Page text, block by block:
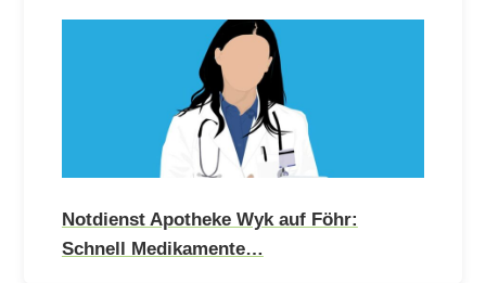
Notdienst Apotheke Wyk auf Föhr:
Schnell Medikamente…